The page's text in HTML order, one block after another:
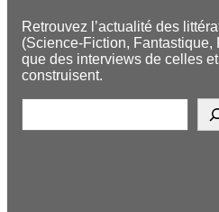
Retrouvez l’actualité des
(Science-Fiction, Fantastique,
que des interviews de celles
construisent.